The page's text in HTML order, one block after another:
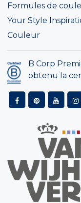
Formules de
Your Style
Couleur
B Corp
obtenu la